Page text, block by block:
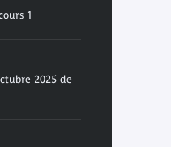
1
2025 de